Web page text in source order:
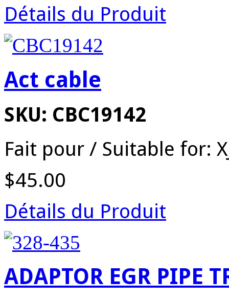
Détails du Produit
Act cable
SKU: CBC19142
Fait pour / Suitable for:
$45.00
Détails du Produit
ADAPTOR EGR PIPE